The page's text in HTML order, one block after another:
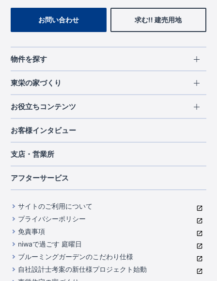
お問い合わせ 求む!! 建売用地
物件を探す
エリアから探す
北海道・東北
北海道
宮城県
千葉県
中部
山梨県
静岡県
滋賀県
京都府
中国・四国
岡山県
広島県
九州・沖縄
東栄の家づくり
長期優良住宅
住宅性能評価書
ブルーミングガーデンは地震につよい<建物編>
室内空間を快適に保つ断熱性能
コストパフォーマンスに自信
充実のアフターサポート
第三者評価によるお墨付き
家づくりのプロにも選ばれるブルーミングガーデン
住んでみるとじわじわ伝わる暮らしやすさへのこだわり
お役立ちコンテンツ
ご契約までの道のり
現地見学ガイド
ご紹介制度のご案内
東栄INDEX（用語集）
お客様インタビュー
支店・営業所
アフターサービス
サイトのご利用について
プライバシーポリシー
免責事項
niwaで過ごす 庭曜日
ブルーミングガーデンのこだわり仕様
自社設計士考案の新仕様プロジェクト始動